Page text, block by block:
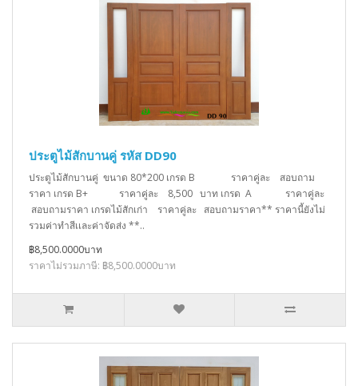
ประตูไม้สักบานคู่ รหัส DD90
ประตูไม้สักบานคู่ ขนาด 80*200 เกรด B ราคาคู่ละ สอบถาม
ราคา เกรด B+ ราคาคู่ละ 8,500 บาท เกรด A ราคาคู่ละ
สอบถามราคา เกรดไม้สักเก่า ราคาคู่ละ สอบถามราคา** ราคานี้ยังไม่
รวมค่าทำสีเเละค่าจัดส่ง **..
฿8,500.0000บาท
ราคาไม่รวมภาษี: ฿8,500.0000บาท